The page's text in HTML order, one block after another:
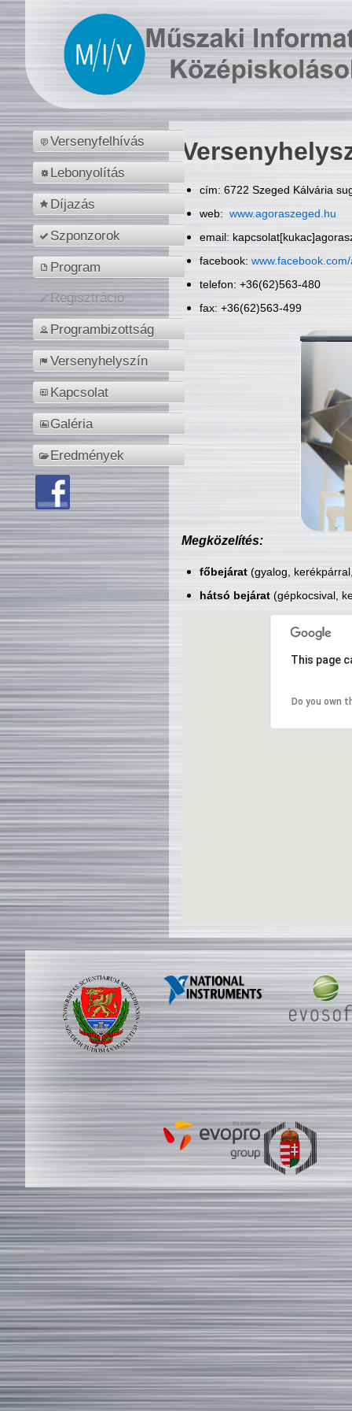
Versenyfelhívás
Lebonyolítás
Díjazás
Szponzorok
Program
Regisztráció
Programbizottság
Versenyhelyszín
Kapcsolat
Galéria
Eredmények
cím: 6722 Szeged Kálvária
web: www.agoraszeged.hu
email:
facebook:
telefon: +36(62)563-480
fax: +36(62)563-499
Megközelítés:
főbejárat(gyalog,
hátsó bejárat(gépkocsival,
This page
Do you own